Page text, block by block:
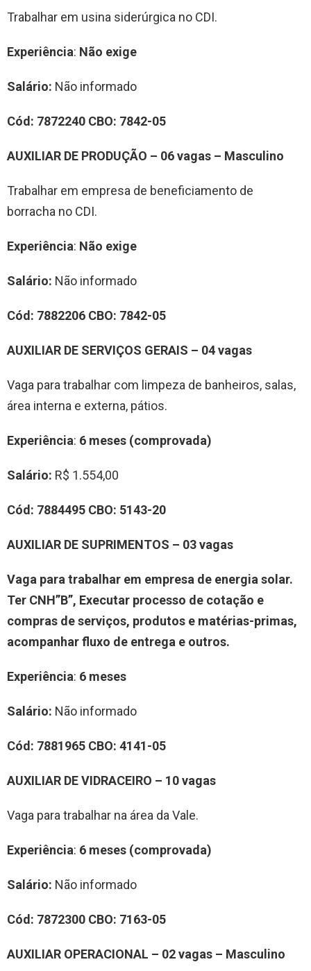
Trabalhar em usina siderúrgica no CDI.
Experiência: Não exige
Salário: Não informado
Cód: 7872240 CBO: 7842-05
AUXILIAR DE PRODUÇÃO – 06 vagas – Masculino
Trabalhar em empresa de beneficiamento de
borracha no CDI.
Experiência: Não exige
Salário: Não informado
Cód: 7882206 CBO: 7842-05
AUXILIAR DE SERVIÇOS GERAIS – 04 vagas
Vaga para trabalhar com limpeza de banheiros, salas,
área interna e externa, pátios.
Experiência: 6 meses (comprovada)
Salário: R$ 1.554,00
Cód: 7884495 CBO: 5143-20
AUXILIAR DE SUPRIMENTOS – 03 vagas
Vaga para trabalhar em empresa de energia solar.
Ter CNH”B”, Executar processo de cotação e
compras de serviços, produtos e matérias-primas,
acompanhar fluxo de entrega e outros.
Experiência: 6 meses
Salário: Não informado
Cód: 7881965 CBO: 4141-05
AUXILIAR DE VIDRACEIRO – 10 vagas
Vaga para trabalhar na área da Vale.
Experiência: 6 meses (comprovada)
Salário: Não informado
Cód: 7872300 CBO: 7163-05
AUXILIAR OPERACIONAL – 02 vagas – Masculino